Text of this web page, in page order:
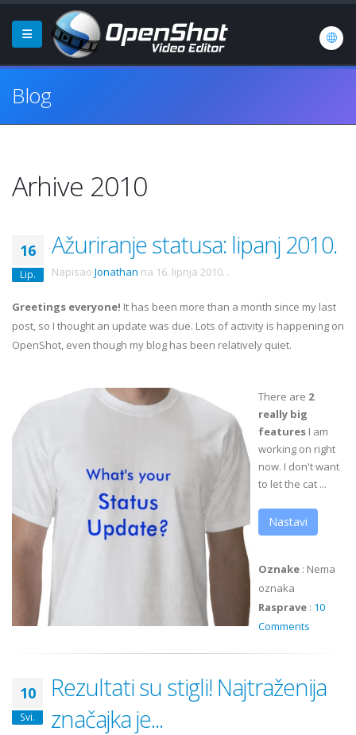
Blog
Arhive 2010
16
Lip.
Ažuriranje statusa: lipanj 2010.
Napisao Jonathan na 16. lipnja 2010. .
Greetings everyone! It has been more than a month since my last
post, so I thought an update was due. Lots of activity is happening on
OpenShot, even though my blog has been relatively quiet.
There are 2
really big
features I am
working on right
now. I don't want
to let the cat ...
Nastavi
Oznake : Nema
oznaka
Rasprave : 10
Comments
10
Svi.
Rezultati su stigli! Najtraženija
značajka je...